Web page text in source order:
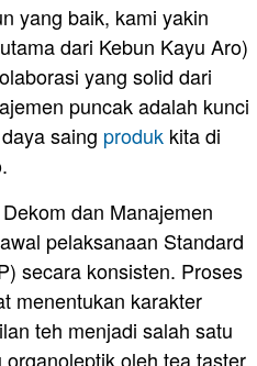
yang baik, kami yakin
dari Kebun Kayu Aro)
yang solid dari
puncak adalah kunci
saing produk kita di
dan Manajemen
pelaksanaan Standard
secara konsisten. Proses
menentukan karakter
teh menjadi salah satu
oleh tea taster